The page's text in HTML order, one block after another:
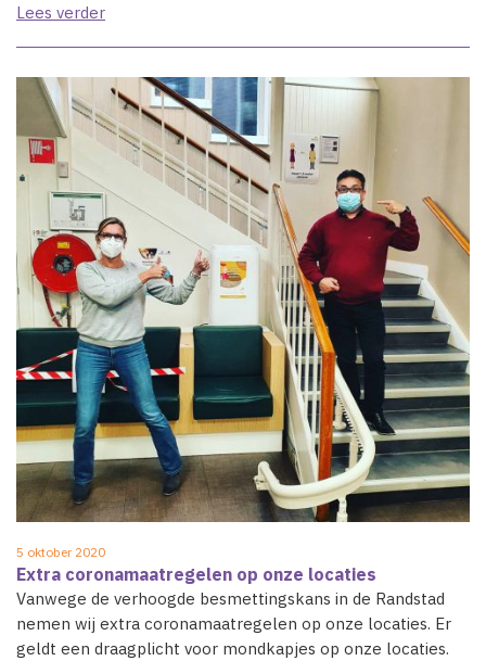
Lees verder
5 oktober 2020
Extra coronamaatregelen op onze locaties
Vanwege de verhoogde besmettingskans in de Randstad
nemen wij extra coronamaatregelen op onze locaties. Er
geldt een draagplicht voor mondkapjes op onze locaties.